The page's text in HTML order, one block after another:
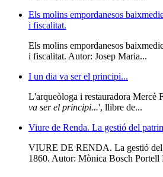
Els molins empordanesos
i fiscalitat.
Els molins empordanesos
i fiscalitat. Autor: Josep Maria...
I un dia va ser el principi...
L'arqueòloga i restauradora Mercè
va ser el principi...', llibre de...
Viure de Renda. La gestió del
VIURE DE RENDA. La gestió del
1860. Autor: Mònica Bosch Portell